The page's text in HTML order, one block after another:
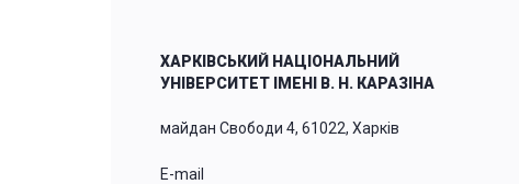
ХАРКІВСЬКИЙ НАЦІОНАЛЬНИЙ
УНІВЕРСИТЕТ ІМЕНІ В. Н. КАРАЗІНА
майдан Свободи 4, 61022, Харків
E-mail